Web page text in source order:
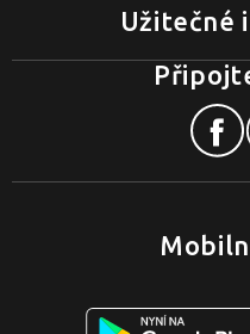
Užitečné